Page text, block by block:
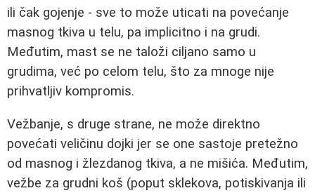
ili čak gojenje - sve to može uticati na povećanje
masnog tkiva u telu, pa implicitno i na grudi.
Međutim, mast se ne taloži ciljano samo u
grudima, već po celom telu, što za mnoge nije
prihvatljiv kompromis.
Vežbanje, s druge strane, ne može direktno
povećati veličinu dojki jer se one sastoje pretežno
od masnog i žlezdanog tkiva, a ne mišića. Međutim,
vežbe za grudni koš (poput sklekova, potiskivanja ili